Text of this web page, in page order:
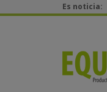
Es noticia: